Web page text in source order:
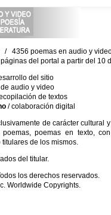
4356 poemas en audio y
del portal a partir del 10
del sitio
audio y video
de textos
/ colaboración digital
de carácter cultural
poemas en texto,
de los mismos.
del titular.
los derechos reservados.
Worldwide Copyrights.